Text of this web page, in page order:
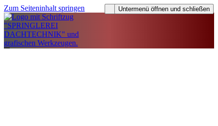
Zum Seiteninhalt springen Untermenü öffnen und schließen
Untermenü öffnen und schließen
Untermenü öffnen und schließen
Untermenü öffnen und schließen
Untermenü öffnen und schließen